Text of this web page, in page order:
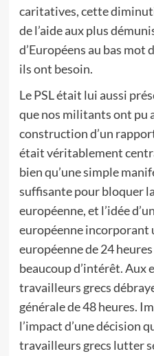
caritatives, cette
de l’aide aux plus
d’Européens au bas mot
ils ont besoin.
Le PSL était lui aussi
que nos militants ont pu
construction d’un
était véritablement
bien qu’une simple
suffisante pour bloquer
européenne, et l’idée
européenne incorporant
européenne de 24
beaucoup d’intérêt. Aux
travailleurs grecs
générale de 48 heures.
l’impact d’une décision
travailleurs grecs lutter